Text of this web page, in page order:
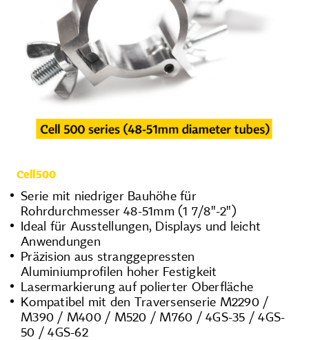
Cell500
Serie mit niedriger Bauhöhe für
Rohrdurchmesser 48-51mm (1 7/8"-2")
Ideal für Ausstellungen, Displays und leicht
Anwendungen
Präzision aus stranggepressten
Aluminiumprofilen hoher Festigkeit
Lasermarkierung auf polierter Oberfläche
Kompatibel mit den Traversenserie M2290 /
M390 / M400 / M520 / M760 / 4GS-35 / 4GS-
50 / 4GS-62